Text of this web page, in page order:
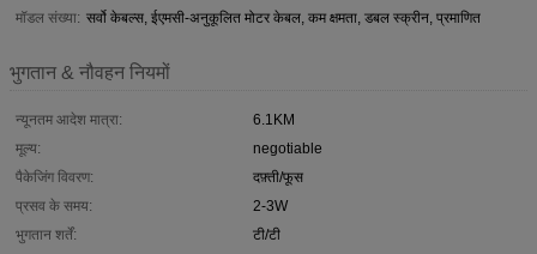
मॉडल संख्या: सर्वो केबल्स, ईएमसी-अनुकूलित मोटर केबल, कम क्षमता, डबल स्क्रीन, प्रमाणित
भुगतान & नौवहन नियमों
न्यूनतम आदेश मात्रा:
6.1KM
मूल्य:
negotiable
पैकेजिंग विवरण:
दफ़्ती/फूस
प्रसव के समय:
2-3W
भुगतान शर्तें:
टी/टी